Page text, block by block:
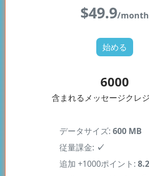
含まれるメッセージクレ
従量課金:✓
追加 +1000ポイント:
AIボットエージェント